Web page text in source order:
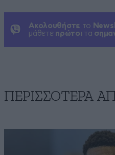
Ακολουθήστε το
μάθετε πρώτοι τα
ΠΕΡΙΣΣΟΤΕΡΑ